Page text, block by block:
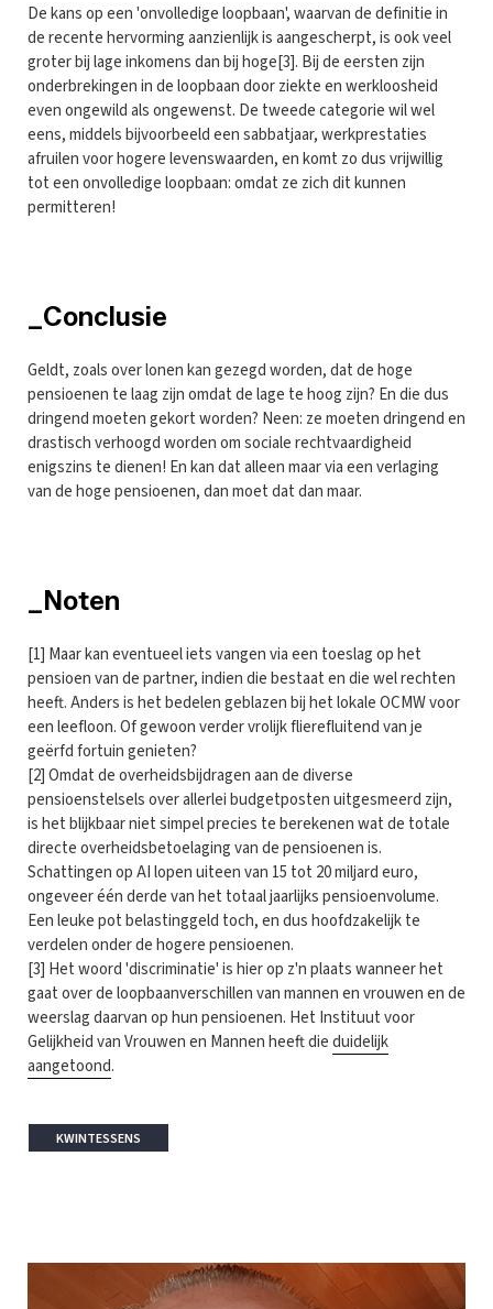
De kans op een 'onvolledige loopbaan', waarvan de definitie in
de recente hervorming aanzienlijk is aangescherpt, is ook veel
groter bij lage inkomens dan bij hoge[3]. Bij de eersten zijn
onderbrekingen in de loopbaan door ziekte en werkloosheid
even ongewild als ongewenst. De tweede categorie wil wel
eens, middels bijvoorbeeld een sabbatjaar, werkprestaties
afruilen voor hogere levenswaarden, en komt zo dus vrijwillig
tot een onvolledige loopbaan: omdat ze zich dit kunnen
permitteren!
_Conclusie
Geldt, zoals over lonen kan gezegd worden, dat de hoge
pensioenen te laag zijn omdat de lage te hoog zijn? En die dus
dringend moeten gekort worden? Neen: ze moeten dringend en
drastisch verhoogd worden om sociale rechtvaardigheid
enigszins te dienen! En kan dat alleen maar via een verlaging
van de hoge pensioenen, dan moet dat dan maar.
_Noten
[1] Maar kan eventueel iets vangen via een toeslag op het
pensioen van de partner, indien die bestaat en die wel rechten
heeft. Anders is het bedelen geblazen bij het lokale OCMW voor
een leefloon. Of gewoon verder vrolijk flierefluitend van je
geërfd fortuin genieten?
[2] Omdat de overheidsbijdragen aan de diverse
pensioenstelsels over allerlei budgetposten uitgesmeerd zijn,
is het blijkbaar niet simpel precies te berekenen wat de totale
directe overheidsbetoelaging van de pensioenen is.
Schattingen op AI lopen uiteen van 15 tot 20 miljard euro,
ongeveer één derde van het totaal jaarlijks pensioenvolume.
Een leuke pot belastinggeld toch, en dus hoofdzakelijk te
verdelen onder de hogere pensioenen.
[3] Het woord 'discriminatie' is hier op z'n plaats wanneer het
gaat over de loopbaanverschillen van mannen en vrouwen en de
weerslag daarvan op hun pensioenen. Het Instituut voor
Gelijkheid van Vrouwen en Mannen heeft dieduidelijk
aangetoond.
KWINTESSENS